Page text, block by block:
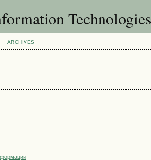
Technologies
ARCHIVES